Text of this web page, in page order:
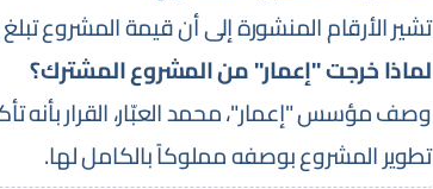
تشير الأرقام المنشورة إلى أن قيمة المشروع تبلغ نحو 500 مليون
لماذا خرجت "إعمار" من المشروع المشترك؟
وصف مؤسس "إعمار"، محمد العبّار، القرار بأنه
تطوير المشروع بوصفه مملوكاً بالكامل لها.